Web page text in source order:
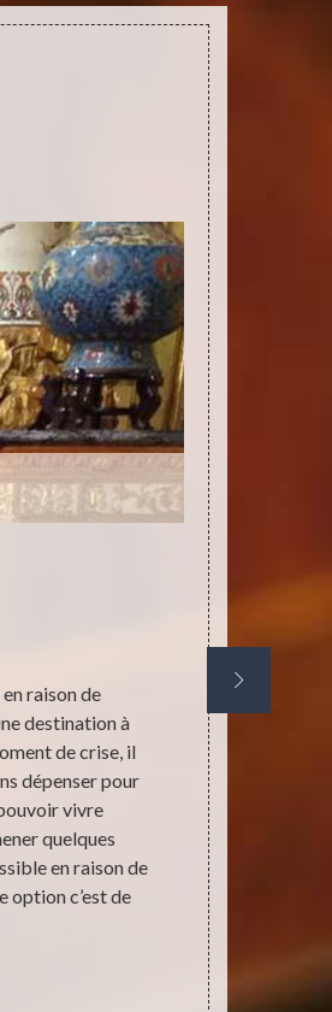
raison de
destination à
de crise, il
dépenser pour
vivre
quelques
en raison de
option c’est de
En tant